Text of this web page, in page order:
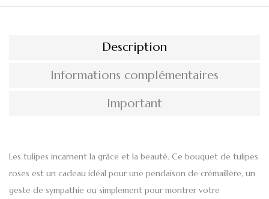
Description
Informations complémentaires
Important
Les tulipes incarnent la grâce et la beauté. Ce bouquet de tulipes
roses est un cadeau idéal pour une pendaison de crémaillère, un
geste de sympathie ou simplement pour montrer votre